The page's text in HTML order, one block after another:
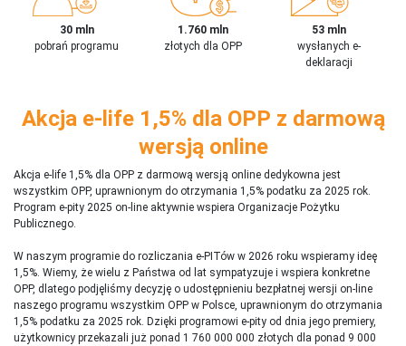
30 mln
pobrań programu
1.760 mln
złotych dla OPP
53 mln
wysłanych e-
deklaracji
Akcja e-life 1,5% dla OPP z darmową
wersją online
Akcja e-life 1,5% dla OPP z darmową wersją online dedykowna jest
wszystkim OPP, uprawnionym do otrzymania 1,5% podatku za 2025 rok.
Program e-pity 2025 on-line aktywnie wspiera Organizacje Pożytku
Publicznego.
W naszym programie do rozliczania e-PITów w 2026 roku wspieramy ideę
1,5%. Wiemy, że wielu z Państwa od lat sympatyzuje i wspiera konkretne
OPP, dlatego podjęliśmy decyzję o udostępnieniu bezpłatnej wersji on-line
naszego programu wszystkim OPP w Polsce, uprawnionym do otrzymania
1,5% podatku za 2025 rok. Dzięki programowi e-pity od dnia jego premiery,
użytkownicy przekazali już ponad 1 760 000 000 złotych dla ponad 9 000